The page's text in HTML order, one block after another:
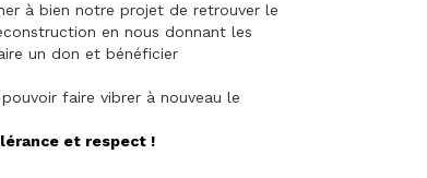
à bien notre projet de retrouver le
en nous donnant les
un don et bénéficier
faire vibrer à nouveau le
et respect !